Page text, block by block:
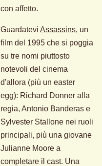
con affetto.
Guardatevi Assassins, un
film del 1995 che si poggia
su tre nomi piuttosto
notevoli del cinema
d'allora (più un easter
egg): Richard Donner alla
regia, Antonio Banderas e
Sylvester Stallone nei ruoli
principali, più una giovane
Julianne Moore a
completare il cast. Una